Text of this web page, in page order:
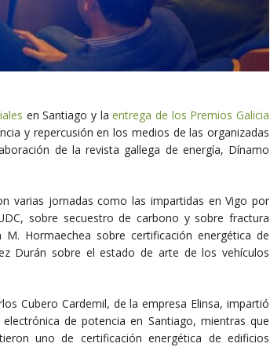
en Santiago y laentrega de los Premios Galicia
y repercusión en los medios de las organizadas
de la revista gallega de energía, Dínamo
varias jornadas como las impartidas en Vigo por
sobre secuestro de carbono y sobre fractura
Hormaechea sobre certificación energética de
Durán sobre el estado de arte de los vehículos
Cubero Cardemil, de la empresa Elinsa, impartió
de potencia en Santiago, mientras que
uno de certificación energética de edificios